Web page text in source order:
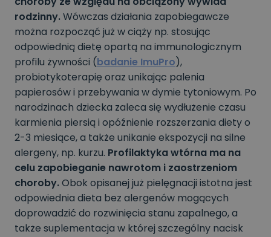
rodzinny.Wówczas działania zapobiegawcze
można rozpocząć już w ciąży np. stosując
odpowiednią dietę opartą na immunologicznym
profilu żywności (badanie ImuPro),
probiotykoterapię oraz unikając palenia
papierosów i przebywania w dymie tytoniowym. Po
narodzinach dziecka zaleca się wydłużenie czasu
karmienia piersią i opóźnienie rozszerzania diety o
2-3 miesiące, a także unikanie ekspozycji na silne
alergeny, np. kurzu. Profilaktyka wtórna ma na
celu zapobieganie nawrotom i zaostrzeniom
choroby.Obok opisanej już pielęgnacji istotna jest
odpowiednia dieta bez alergenów mogących
doprowadzić do rozwinięcia stanu zapalnego, a
także suplementacja w której szczególny nacisk